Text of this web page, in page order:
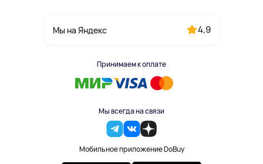
Мы на Яндекс 4,9
Принимаем к оплате
Мы всегда на связи
Мобильное приложение DoBuy